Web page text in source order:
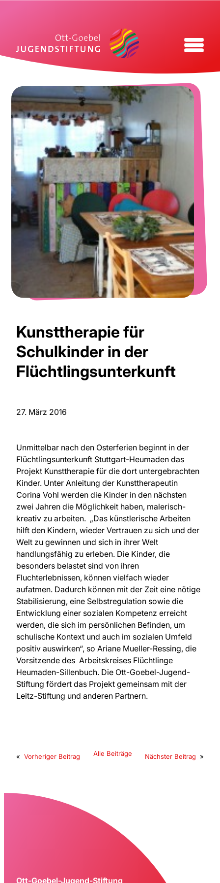
Kunsttherapie für
Schulkinder in der
Flüchtlingsunterkunft
27. März 2016
Unmittelbar nach den Osterferien beginnt in der
Flüchtlingsunterkunft Stuttgart-Heumaden das
Projekt Kunsttherapie für die dort untergebrachten
Kinder. Unter Anleitung der Kunsttherapeutin
Corina Vohl werden die Kinder in den nächsten
zwei Jahren die Möglichkeit haben, malerisch-
kreativ zu arbeiten. „Das künstlerische Arbeiten
hilft den Kindern, wieder Vertrauen zu sich und der
Welt zu gewinnen und sich in ihrer Welt
handlungsfähig zu erleben. Die Kinder, die
besonders belastet sind von ihren
Fluchterlebnissen, können vielfach wieder
aufatmen. Dadurch können mit der Zeit eine nötige
Stabilisierung, eine Selbstregulation sowie die
Entwicklung einer sozialen Kompetenz erreicht
werden, die sich im persönlichen Befinden, um
schulische Kontext und auch im sozialen Umfeld
positiv auswirken“, so Ariane Mueller-Ressing, die
Vorsitzende des Arbeitskreises Flüchtlinge
Heumaden-Sillenbuch. Die Ott-Goebel-Jugend-
Stiftung fördert das Projekt gemeinsam mit der
Leitz-Stiftung und anderen Partnern.
« Vorheriger Beitrag Alle Beiträge Nächster Beitrag »
Ott-Goebel-Jugend-Stiftung